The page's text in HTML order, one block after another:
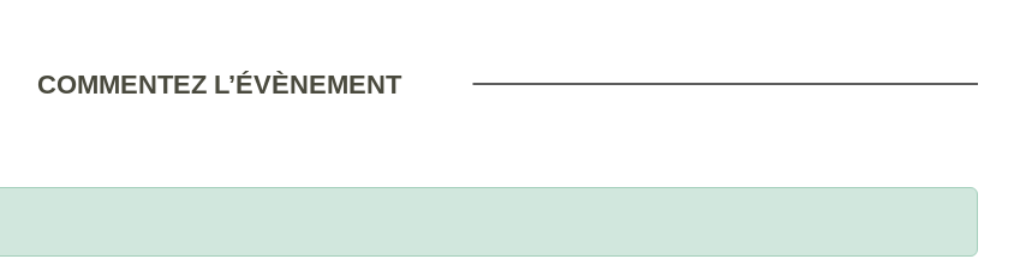
COMMENTEZ L’ÉVÈNEMENT